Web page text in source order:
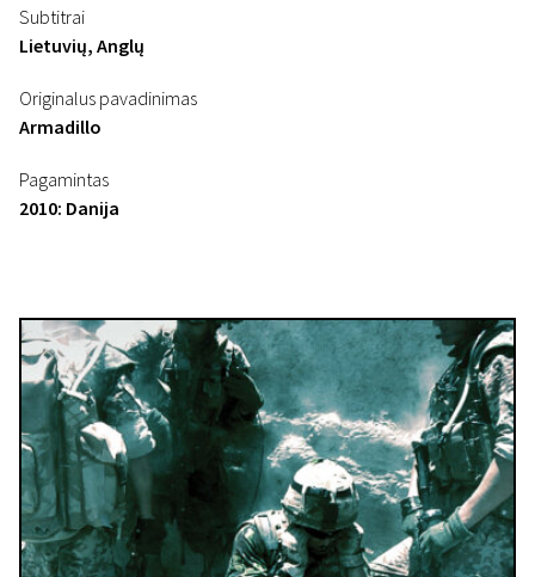
Subtitrai
Lietuvių, Anglų
Originalus pavadinimas
Armadillo
Pagamintas
2010: Danija